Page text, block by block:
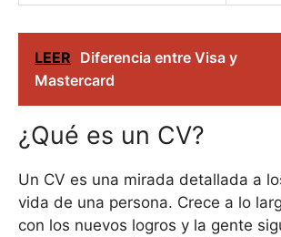
LEER Diferencia entre Visa y
Mastercard
¿Qué es un CV?
Un CV es una mirada detallada a
vida de una persona. Crece a lo
con los nuevos logros y la gente